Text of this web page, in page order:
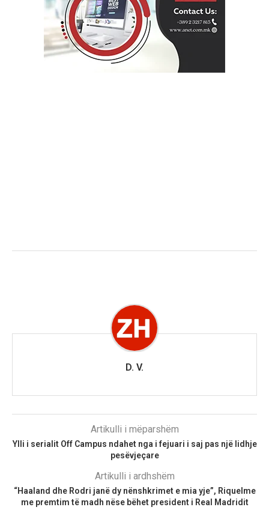
D. V.
Artikulli i mëparshëm
Ylli i serialit Off Campus ndahet nga i fejuari i saj pas një lidhje
pesëvjeçare
Artikulli i ardhshëm
“Haaland dhe Rodri janë dy nënshkrimet e mia yje”, Riquelme
me premtim të madh nëse bëhet president i Real Madridit